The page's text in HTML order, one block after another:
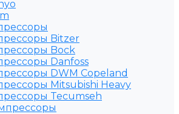
Bitzer
Bock
Danfoss
DWM Copeland
Mitsubishi Heavy
Tecumseh